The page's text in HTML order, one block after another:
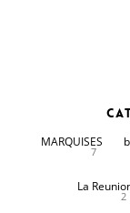
MARQUISES
7
La
2